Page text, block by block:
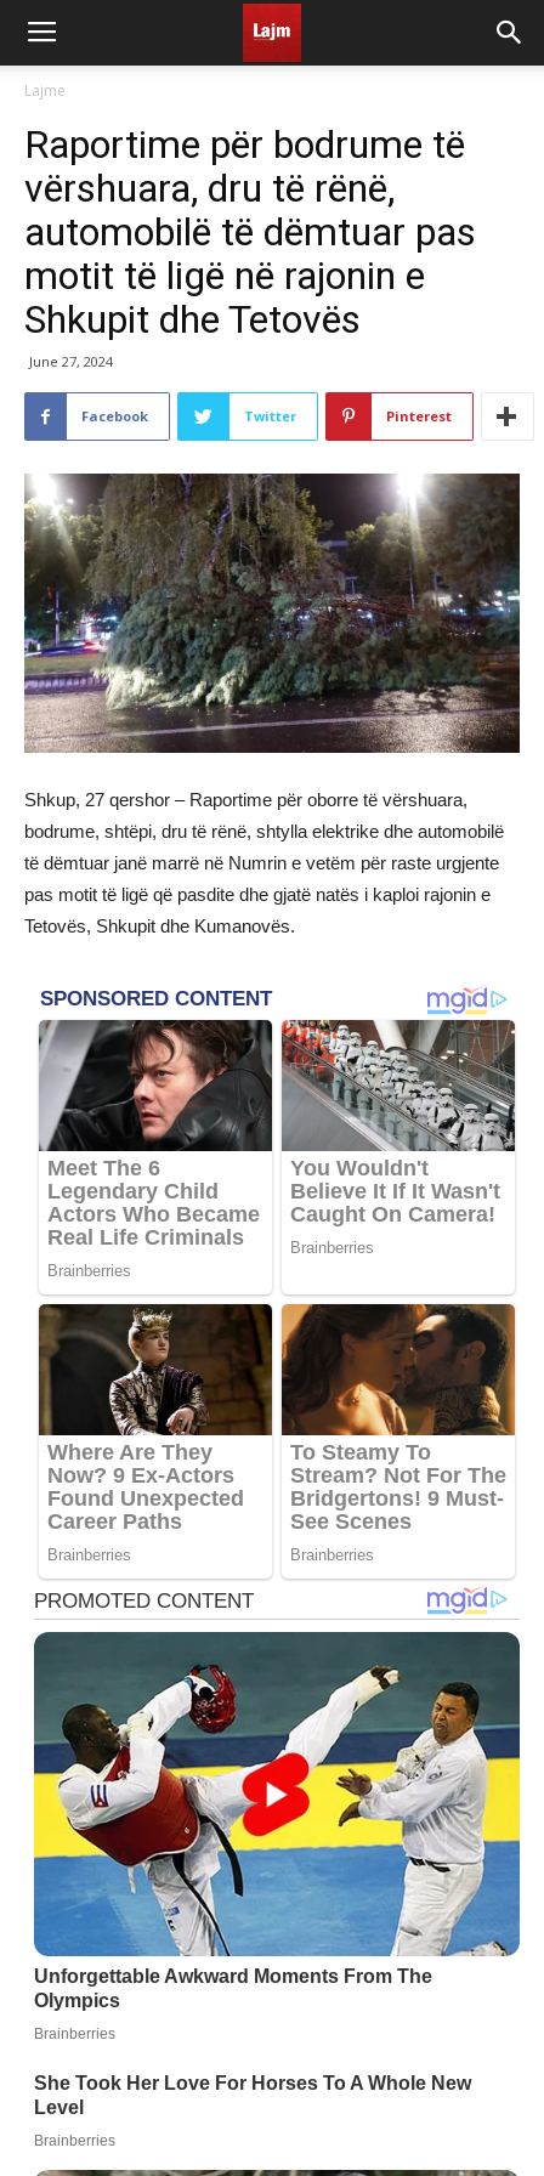
Lajme
Raportime për bodrume të
vërshuara, dru të rënë,
automobilë të dëmtuar pas
motit të ligë në rajonin e
Shkupit dhe Tetovës
June 27, 2024
Facebook Twitter Pinterest
Shkup, 27 qershor – Raportime për oborre të vërshuara,
bodrume, shtëpi, dru të rënë, shtylla elektrike dhe automobilë
të dëmtuar janë marrë në Numrin e vetëm për raste urgjente
pas motit të ligë që pasdite dhe gjatë natës i kaploi rajonin e
Tetovës, Shkupit dhe Kumanovës.